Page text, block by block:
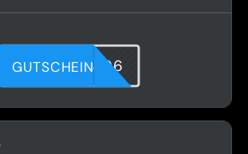
Q9VM6IM06
GUTSCHEIN